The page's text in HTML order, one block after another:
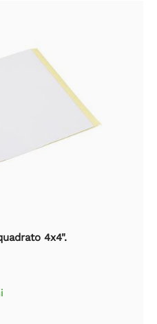
4x4".